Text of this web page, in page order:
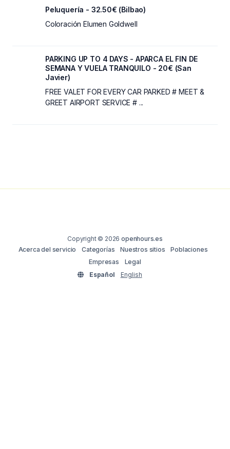
Peluquería - 32.50€ (Bilbao)
Coloración Elumen Goldwell
PARKING UP TO 4 DAYS - APARCA EL FIN DE
SEMANA Y VUELA TRANQUILO - 20€ (San
Javier)
FREE VALET FOR EVERY CAR PARKED # MEET &
GREET AIRPORT SERVICE # ...
Copyright © 2026openhours.es
Acerca del servicio
Categorías Nuestros sitios
Poblaciones
Empresas
Legal
Español
English